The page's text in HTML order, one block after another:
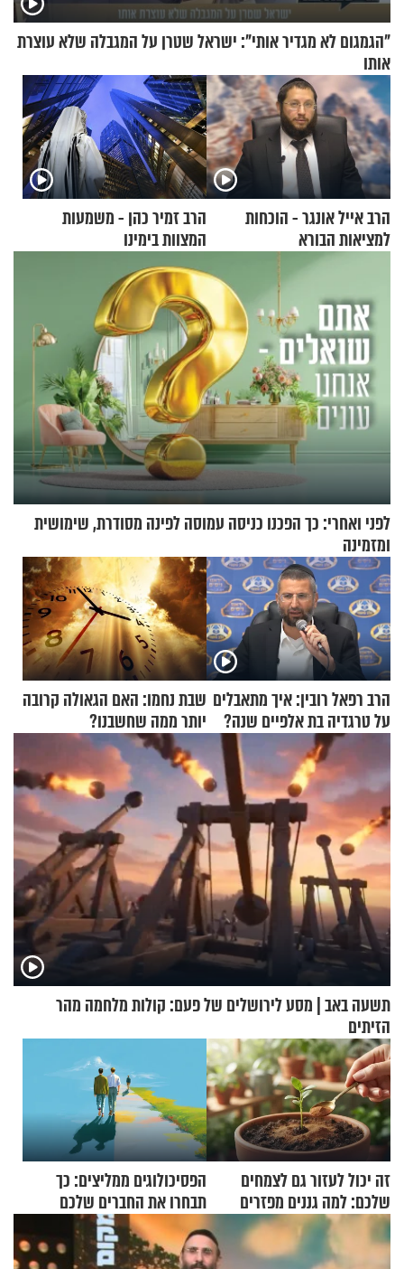
"הגמגום לא מגדיר אותי": ישראל שטרן על המגבלה שלא עוצרת
אותו
הרב אייל אונגר - הוכחות
למציאות הבורא
הרב זמיר כהן - משמעות
המצוות בימינו
לפני ואחרי: כך הפכנו כניסה עמוסה לפינה מסודרת, שימושית
ומזמינה
הרב רפאל רובין: איך מתאבלים
על טרגדיה בת אלפיים שנה?
שבת נחמו: האם הגאולה קרובה
יותר ממה שחשבנו?
תשעה באב | מסע לירושלים של פעם: קולות מלחמה מהר
הזיתים
זה יכול לעזור גם לצמחים
שלכם: למה גננים מפזרים
קינמון בעציצים?
הפסיכולוגים ממליצים: כך
תבחרו את החברים שלכם
בחיים